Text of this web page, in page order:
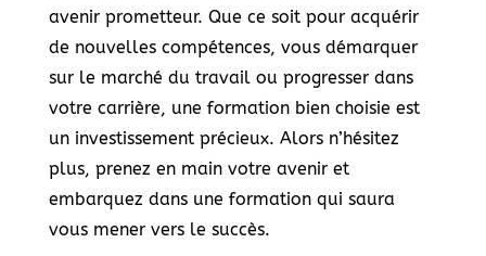
avenir prometteur. Que ce soit pour acquérir
de nouvelles compétences, vous démarquer
sur le marché du travail ou progresser dans
votre carrière, une formation bien choisie est
un investissement précieux. Alors n’hésitez
plus, prenez en main votre avenir et
embarquez dans une formation qui saura
vous mener vers le succès.